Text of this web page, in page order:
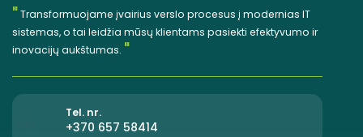
"Transformuojame įvairius verslo procesus į modernias IT
sistemas, o tai leidžia mūsų klientams pasiekti efektyvumo ir
inovacijų aukštumas. "
Tel. nr.
+370 657 58414